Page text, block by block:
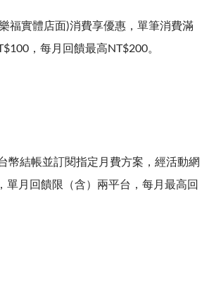
福實體店面)消費享優惠，單筆消費滿
，每月回饋最高NT$200。
幣結帳並訂閱指定月費方案，經活動網
月回饋限（含）兩平台，每月最高回